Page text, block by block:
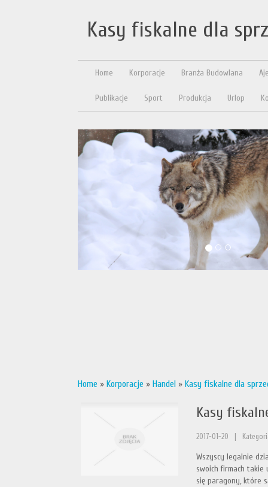
Kasy fiskalne dla
Home Korporacje Branża Budowlana
Publikacje Sport Produkcja Urlop
Home » Korporacje » Handel » Kasy fiskalne dla
Kasy
2017-01-20
Wszyscy legalnie
swoich firmach takie
się paragony, które